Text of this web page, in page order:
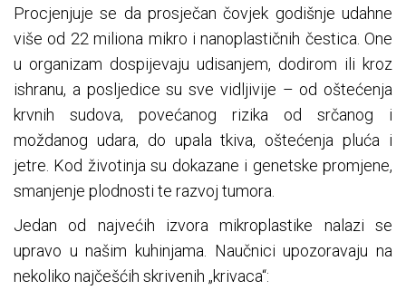
Procjenjuje se da prosječan čovjek godišnje udahne
više od 22 miliona mikro i nanoplastičnih čestica. One
u organizam dospijevaju udisanjem, dodirom ili kroz
ishranu, a posljedice su sve vidljivije – od oštećenja
krvnih sudova, povećanog rizika od srčanog i
moždanog udara, do upala tkiva, oštećenja pluća i
jetre. Kod životinja su dokazane i genetske promjene,
smanjenje plodnosti te razvoj tumora.
Jedan od najvećih izvora mikroplastike nalazi se
upravo u našim kuhinjama. Naučnici upozoravaju na
nekoliko najčešćih skrivenih „krivaca“: